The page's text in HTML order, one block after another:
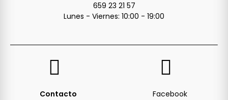
659 23 21 57
Lunes - Viernes: 10:00 - 19:00
Contacto
Facebook